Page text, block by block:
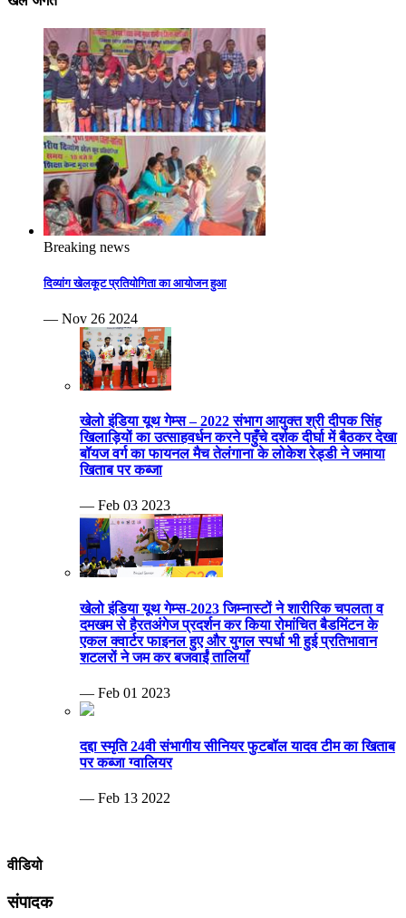
Breaking news
दिव्यांग खेलकूट प्रतियोगिता का आयोजन हुआ
— Nov 26 2024
खेलो इंडिया यूथ गेम्स – 2022 संभाग आयुक्त श्री दीपक सिंह
खिलाड़ियों का उत्साहवर्धन करने पहुँचे दर्शक दीर्घा में बैठकर देखा
बॉयज वर्ग का फायनल मैच तेलंगाना के लोकेश रेड्डी ने जमाया
खिताब पर कब्जा
— Feb 03 2023
खेलो इंडिया यूथ गेम्स-2023 जिम्नास्टों ने शारीरिक चपलता व
दमखम से हैरतअंगेज प्रदर्शन कर किया रोमांचित बैडमिंटन के
एकल क्वार्टर फाइनल हुए और युगल स्पर्धा भी हुई प्रतिभावान
शटलरों ने जम कर बजवाईं तालियाँ
— Feb 01 2023
दद्दा स्मृति 24वी संभागीय सीनियर फुटबॉल यादव टीम का खिताब
पर कब्जा ग्वालियर
— Feb 13 2022
वीडियो
संपादक